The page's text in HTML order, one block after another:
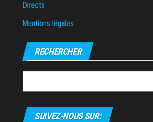
Directs
Mentions légales
RECHERCHER
SUIVEZ-NOUS SUR: